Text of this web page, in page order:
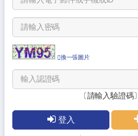
換一張圖片
〔請輸入驗證碼〕
登入